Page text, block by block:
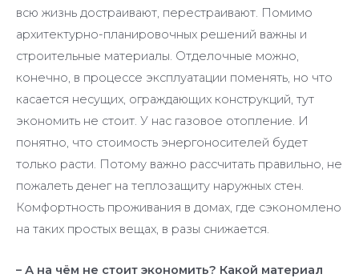
всю жизнь достраивают, перестраивают. Помимо
архитектурно-планировочных решений важны и
строительные материалы. Отделочные можно,
конечно, в процессе эксплуатации поменять, но что
касается несущих, ограждающих конструкций, тут
экономить не стоит. У нас газовое отопление. И
понятно, что стоимость энергоносителей будет
только расти. Потому важно рассчитать правильно, не
пожалеть денег на теплозащиту наружных стен.
Комфортность проживания в домах, где сэкономлено
на таких простых вещах, в разы снижается.
– А на чём не стоит экономить? Какой материал